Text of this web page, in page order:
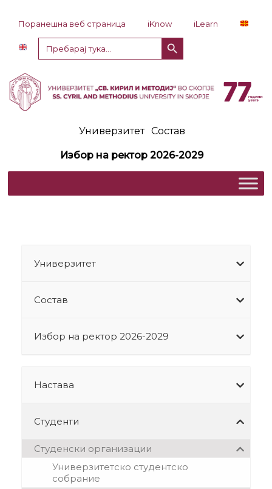
Поранешна веб страница iKnow
iLearn
Пребарај
за:
Копче за пребарување
Универзитет Состав
Избор на ректор 2026-2029
Универзитет
Состав
Избор на ректор 2026-2029
Настава
Студенти
Студенски организации
Универзитетско студентско
собрание